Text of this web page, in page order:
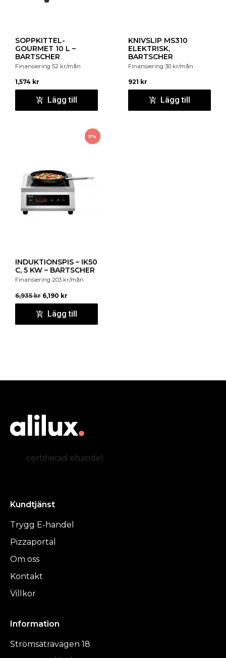
SOPPKITTEL-
GOURMET 10 L –
BARTSCHER
Finansiering 52 kr/mån
1,574 kr
Lägg till
KNIVSLIP MS310
ELEKTRISK,
BARTSCHER
Finansiering 30 kr/mån
921 kr
Lägg till
11%
INDUKTIONSPIS – IK50
C, 5 KW – BARTSCHER
Finansiering 203 kr/mån
6,935kr 6,190 kr
Lägg till
certifierad ehandel
Kundtjänst
Trygg E-handel
Pizzaportal
Om oss
Kontakt
Villkor
Information
Strömsätravägen 18